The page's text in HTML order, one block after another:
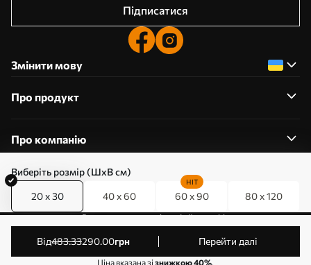
Виберіть розмір (ШхВ см)
20 x 30 40 x 60 60 x 90
HIT
80 x 120
від483.33290.00грн Перейти далі
Ціна вказана зізнижкою 40%.
Підписатися
Змінити мову
Про продукт
Про компанію
0800357223
Редагування дозволів на файли cookie
© 2011-2026 Art-holst. Усі права захищені. Власник:
ТОВ “КЛЄВЄР”. Код ЄДРПОУ: 31780602.